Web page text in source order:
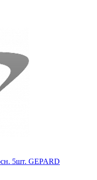
5шт. GEPARD